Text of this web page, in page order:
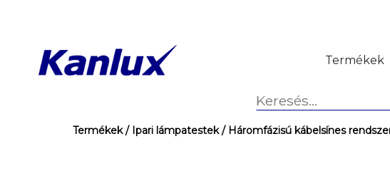
Termékek
Termékek/ Ipari lámpatestek/ Háromfázisú kábelsínes